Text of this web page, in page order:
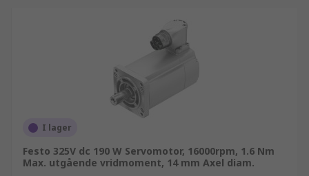
I lager
Festo 325V dc 190 W Servomotor, 16000rpm, 1.6 Nm
Max. utgående vridmoment, 14 mm Axel diam.